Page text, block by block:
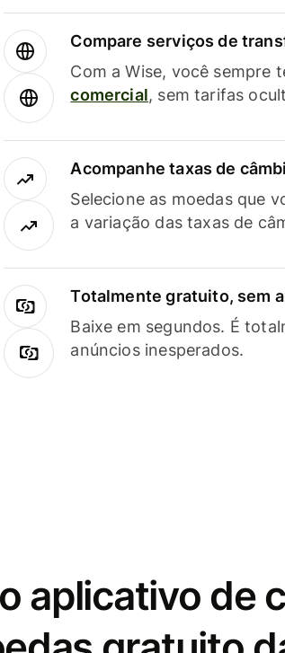
Compare serviços de
Com a Wise, você sempre
comercial, sem tarifas
Acompanhe taxas de
Selecione as moedas que
a variação das taxas de
Totalmente gratuito, sem
Baixe em segundos. É
anúncios inesperados.
aplicativo de